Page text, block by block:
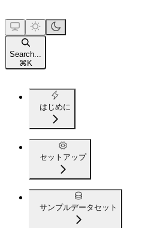
Search...
⌘ K
はじめに
セットアップ
サンプルデータセット